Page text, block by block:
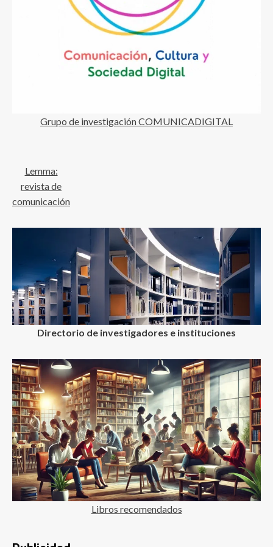
Grupo de investigación COMUNICADIGITAL
Lemma:
revista de
comunicación
Directorio de investigadores e instituciones
Libros recomendados